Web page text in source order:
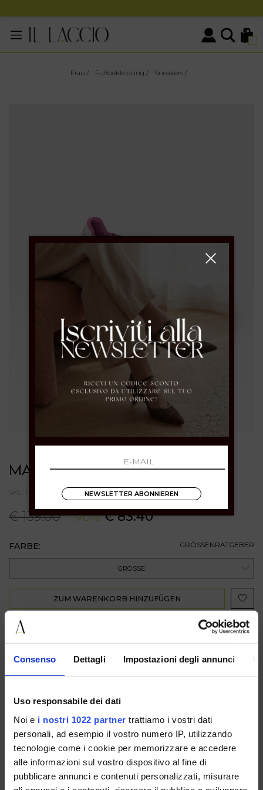
Consenso Dettagli Impostazioni degli annunci
Uso responsabile dei dati
Noi e i nostri 1022 partner trattiamo i vostri dati
personali, ad esempio il vostro numero IP, utilizzando
tecnologie come i cookie per memorizzare e accedere
alle informazioni sul vostro dispositivo al fine di
pubblicare annunci e contenuti personalizzati, misurare
0
Frau / Fußbekleidung / Sneakers/
MARIPE'
SKU: PURECOMBIBURGUNDY
€ 139.00 -40% € 83.40
FARBE: GRÖSSENRATGEBER
GRÖSSE
ZUM WARENKORB HINZUFÜGEN
PURECOMBIBEIGE/BORDEAUXPURECOMBIBLUE/GOLDPURECOMBIBROWN
NEWSLETTER ABONNIEREN